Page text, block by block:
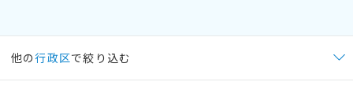
他の行政区で絞り込む